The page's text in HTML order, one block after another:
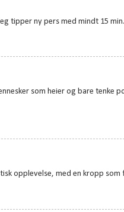
tipper ny pers med mindt 15 min.
som heier og bare tenke
opplevelse, med en kropp som